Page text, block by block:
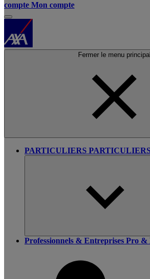
compte Mon compte
Fermer le menu principal
PARTICULIERS PARTICULIERS
Professionnels & Entreprises Pro &